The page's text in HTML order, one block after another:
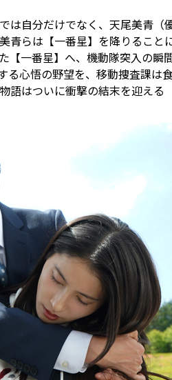
は自分だけでなく、天尾美青
青らは【一番星】を降りること
一番星】へ、機動隊突入の瞬
心悟の野望を、移動捜査課は
はついに衝撃の結末を迎える――